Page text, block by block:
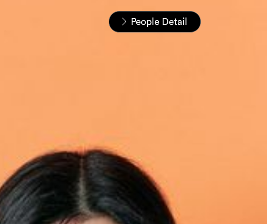
Startseite
Unser Team
People Detail